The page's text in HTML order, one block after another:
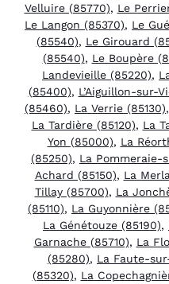
Velluire (85770), Le
Le Langon (85370), Le
(85540), Le Girouard
(85540), Le Boupère
Landevieille (85220),
(85400), L’Aiguillon-sur-
(85460), La Verrie (85130),
La Tardière (85120), La
Yon (85000), La
(85250), La Pommeraie-
Achard (85150), La
Tillay (85700), La
(85110), La Guyonnière
La Génétouze (85190),
Garnache (85710), La
(85280), La Faute-
(85320), La